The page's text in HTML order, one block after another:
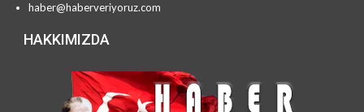
haber@haberveriyoruz.com
HAKKIMIZDA